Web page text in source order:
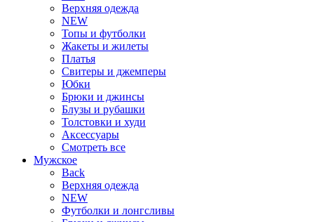
Верхняя одежда
NEW
Топы и футболки
Жакеты и жилеты
Платья
Свитеры и джемперы
Юбки
Брюки и джинсы
Блузы и рубашки
Толстовки и худи
Аксессуары
Смотреть все
Мужское
Back
Верхняя одежда
NEW
Футболки и лонгсливы